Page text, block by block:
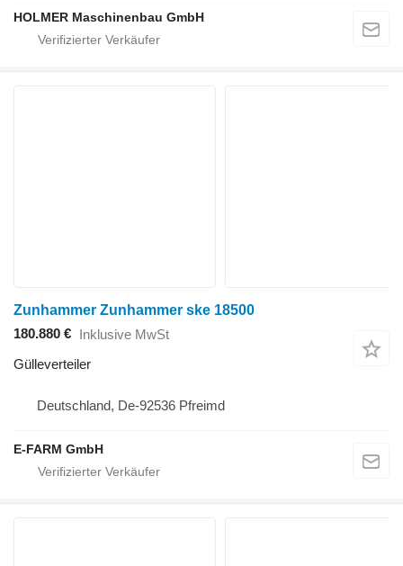
HOLMER Maschinenbau GmbH
Zunhammer Zunhammer ske 18500
180.880 € Inklusive MwSt
Gülleverteiler
Deutschland, De-92536 Pfreimd
E-FARM GmbH